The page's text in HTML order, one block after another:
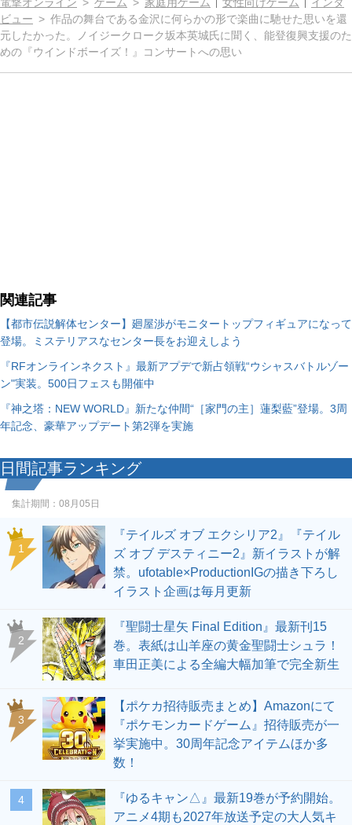
ビュー
作品の舞台である金沢に何らかの形で楽曲に馳せた思いを還
元したかった。ノイジークローク坂本英城氏に聞く、能登復興支援のた
めの『ウインドボーイズ！』コンサートへの思い
関連記事
【都市伝説解体センター】廻屋渉がモニタートップフィギュアになって
登場。ミステリアスなセンター長をお迎えしよう
『RFオンラインネクスト』最新アプデで新占領戦“ウシャスバトルゾー
ン"実装。500日フェスも開催中
『神之塔：NEW WORLD』新たな仲間“［家門の主］蓮梨藍”登場。3周
年記念、豪華アップデート第2弾を実施
日間記事ランキング
集計期間： 08月05日
1
『テイルズ オブ エクシリア2』『テイル
ズ オブ デスティニー2』新イラストが解
禁。ufotable×ProductionIGの描き下ろし
イラスト企画は毎月更新
2
『聖闘士星矢 Final Edition』最新刊15
巻。表紙は山羊座の黄金聖闘士シュラ！
車田正美による全編大幅加筆で完全新生
3
【ポケカ招待販売まとめ】Amazonにて
『ポケモンカードゲーム』招待販売が一
挙実施中。30周年記念アイテムほか多
数！
4
『ゆるキャン△』最新19巻が予約開始。
アニメ4期も2027年放送予定の大人気キ